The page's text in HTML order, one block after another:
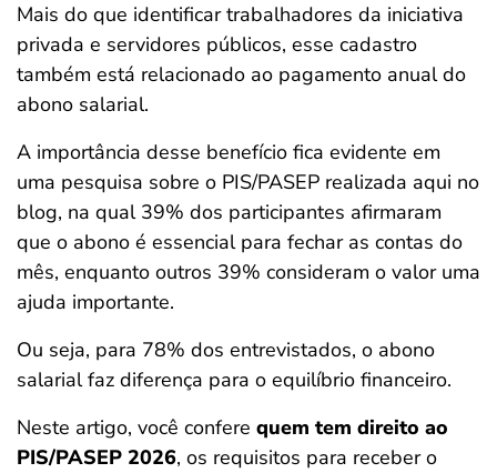
Mais do que identificar trabalhadores da iniciativa
privada e servidores públicos, esse cadastro
também está relacionado ao pagamento anual do
abono salarial.
A importância desse benefício fica evidente em
uma pesquisa sobre o PIS/PASEP realizada aqui no
blog, na qual 39% dos participantes afirmaram
que o abono é essencial para fechar as contas do
mês, enquanto outros 39% consideram o valor uma
ajuda importante.
Ou seja, para 78% dos entrevistados, o abono
salarial faz diferença para o equilíbrio financeiro.
Neste artigo, você confere quem tem direito ao
PIS/PASEP 2026, os requisitos para receber o